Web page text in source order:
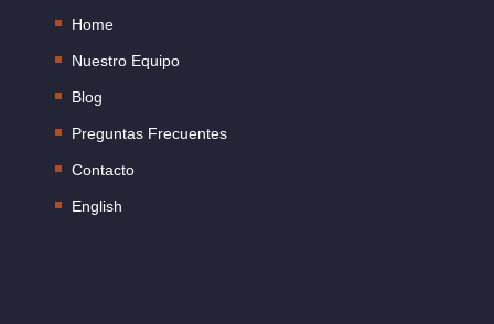
Home
Nuestro Equipo
Blog
Preguntas Frecuentes
Contacto
English